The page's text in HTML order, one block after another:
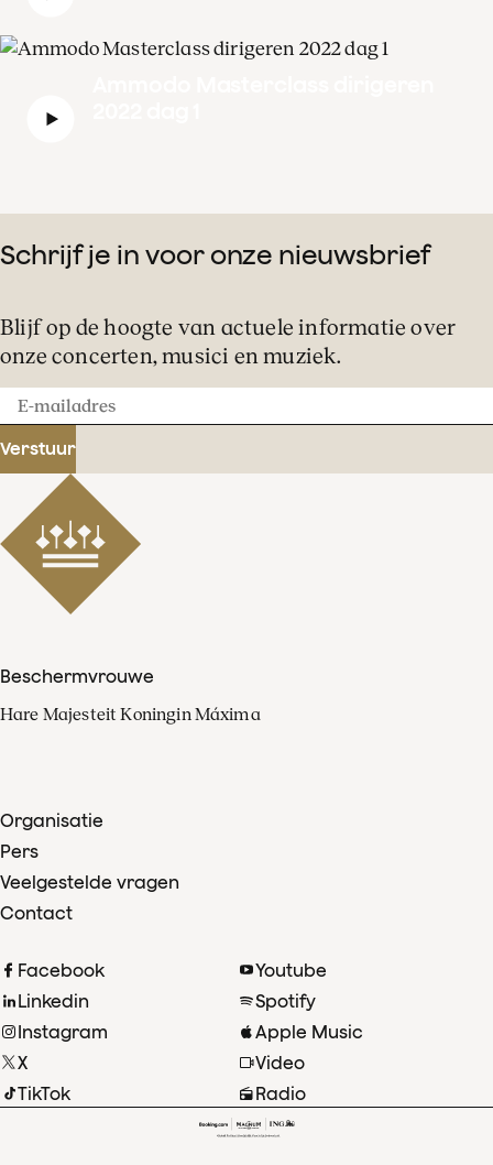
Schrijf je in voor onze nieuwsbrief
Blijf op de hoogte van actuele informatie over
onze concerten, musici en muziek.
E-
mailadres
Verstuur
Beschermvrouwe
Hare Majesteit Koningin Máxima
Organisatie
Pers
Veelgestelde vragen
Contact
Facebook
Linkedin
Instagram
X
TikTok
Youtube
Spotify
Apple Music
Video
Radio